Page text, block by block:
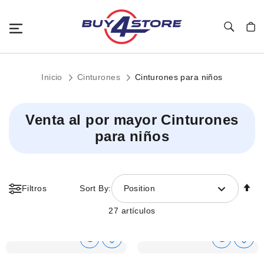
Inicio Cinturones Cinturones para niños
Venta al por mayor Cinturones
para niños
27 artículos
Filtros Sort By: Position
ShowAñadir
Show